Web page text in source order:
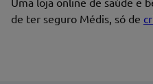
de ter seguro Médis, só de